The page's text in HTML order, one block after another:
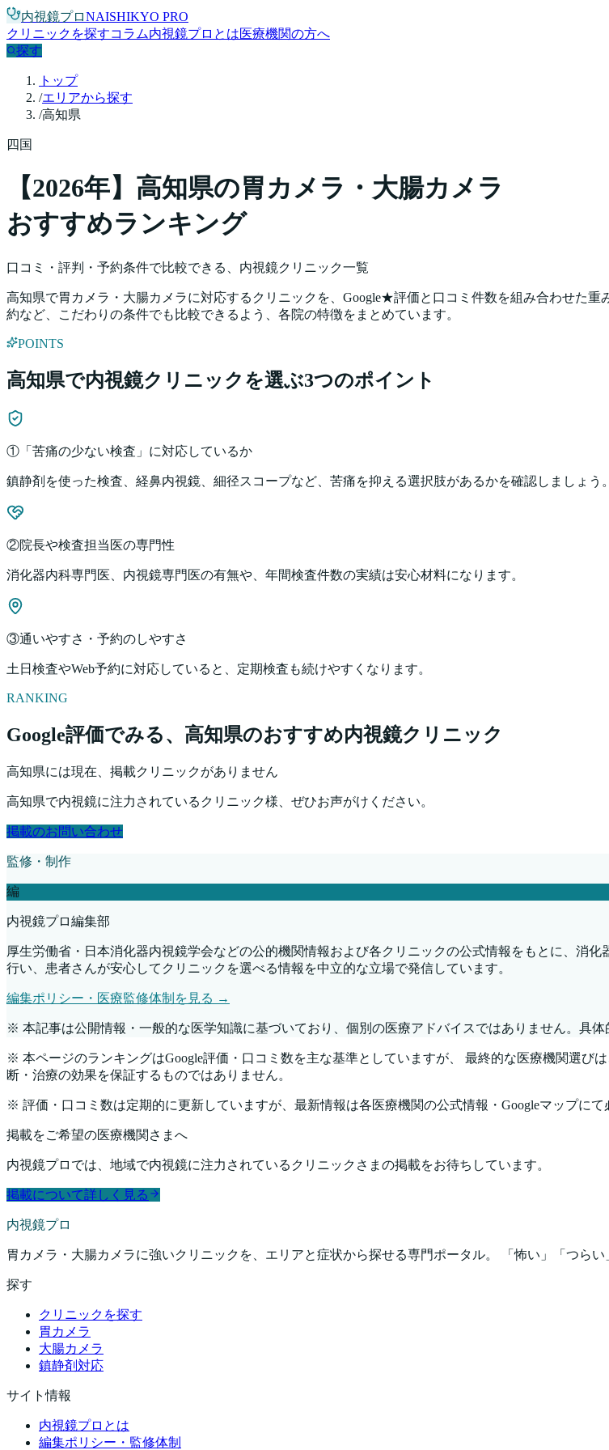
内視鏡プロNAISHIKYO PRO
クリニックを探すコラム内視鏡プロとは医療機関の方へ
探す
トップ
/エリアから探す
/高知県
四国
【2026年】 高知県の胃カメラ・大腸カメラ
おすすめランキング
口コミ・評判・予約条件で比較できる、内視鏡クリニック一覧
高知県で胃カメラ・大腸カメラに対応するクリニックを、Google★評価と口コミ件数を組み合わせた
約など、こだわりの条件でも比較できるよう、各院の特徴をまとめています。
POINTS
高知県で内視鏡クリニックを選ぶ3つのポイント
①「苦痛の少ない検査」に対応しているか
鎮静剤を使った検査、経鼻内視鏡、細径スコープなど、苦痛を抑える選択肢があるかを確認しましょう。
②院長や検査担当医の専門性
消化器内科専門医、内視鏡専門医の有無や、年間検査件数の実績は安心材料になります。
③通いやすさ・予約のしやすさ
土日検査やWeb予約に対応していると、定期検査も続けやすくなります。
RANKING
Google評価でみる、 高知県のおすすめ内視鏡クリニック
高知県には現在、掲載クリニックがありません
高知県で内視鏡に注力されているクリニック様、ぜひお声がけください。
掲載のお問い合わせ
監修・制作
編
内視鏡プロ編集部
厚生労働省・日本消化器内視鏡学会などの公的機関情報および各クリニックの公式情報をもとに、消
行い、患者さんが安心してクリニックを選べる情報を中立的な立場で発信しています。
編集ポリシー・医療監修体制を見る →
※ 本記事は公開情報・一般的な医学知識に基づいており、個別の医療アドバイスではありません。具
※ 本ページのランキングはGoogle評価・口コミ数を主な基準としていますが、 最終的な医療機関選び
断・治療の効果を保証するものではありません。
※ 評価・口コミ数は定期的に更新していますが、最新情報は各医療機関の公式情報・Googleマップにて
掲載をご希望の医療機関さまへ
内視鏡プロでは、地域で内視鏡に注力されているクリニックさまの掲載をお待ちしています。
掲載について詳しく見る
内視鏡プロ
胃カメラ・大腸カメラに強いクリニックを、エリアと症状から探せる専門ポータル。 「怖い」「つら
探す
クリニックを探す
胃カメラ
大腸カメラ
鎮静剤対応
サイト情報
内視鏡プロとは
編集ポリシー・監修体制